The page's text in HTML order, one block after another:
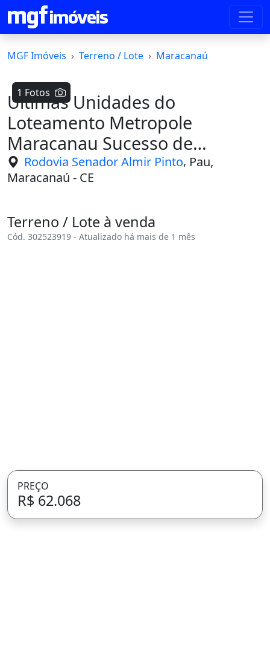
MGF Imóveis Terreno / Lote Maracanaú
1 Fotos
Ultimas Unidades do
Loteamento Metropole
Maracanau Sucesso de
Vendas!!!! . Entre em Contat
Rodovia Senador Almir Pinto, Pau,
Maracanaú - CE
Terreno / Lote à venda
Cód. 302523919 - Atualizado há mais de 1 mês
PREÇO
R$ 62.068